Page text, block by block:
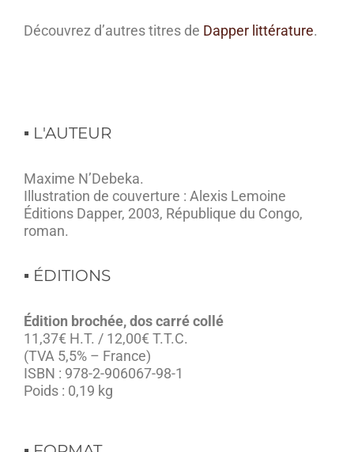
Découvrez d’autres titres de Dapper littérature.
▪︎ L'AUTEUR
Maxime N’Debeka.
Illustration de couverture : Alexis Lemoine
Éditions Dapper, 2003, République du Congo,
roman.
▪︎ ÉDITIONS
Édition brochée, dos carré collé
11,37€ H.T. / 12,00€ T.T.C.
(TVA 5,5% – France)
ISBN : 978-2-906067-98-1
Poids : 0,19 kg